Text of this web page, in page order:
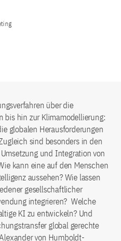
über die
bis hin zur Klimamodellierung:
globalen Herausforderungen
sind besonders in den
und Integration von
kann eine auf den Menschen
aussehen? Wie lassen
gesellschaftlicher
integrieren? Welche
KI zu entwickeln? Und
global gerechte
von Humboldt-